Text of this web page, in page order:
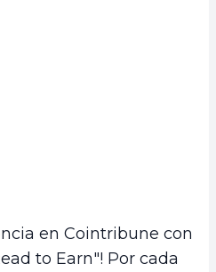
en Cointribune con
to Earn"! Por cada